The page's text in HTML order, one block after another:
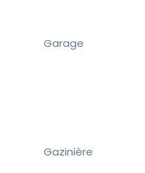
Garage
Gazinière